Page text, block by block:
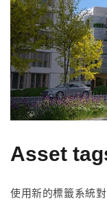
Asset
使用新的標籤系統